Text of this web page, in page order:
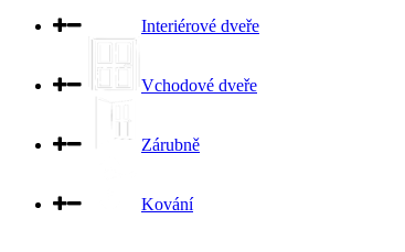
Interiérové dveře
Vchodové dveře
Zárubně
Kování